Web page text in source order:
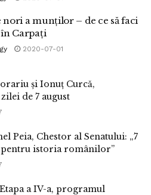
nori a munților – de ce să faci
Carpați
2020-07-01
și Ionuț Curcă,
de 7 august
Peia, Chestor al Senatului: „7
pentru istoria românilor”
a IV-a, programul